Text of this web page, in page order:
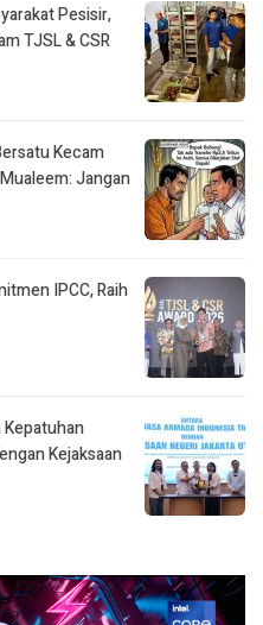
Pesisir,
TJSL & CSR
Kecam
Jangan
IPCC, Raih
Kepatuhan
Kejaksaan